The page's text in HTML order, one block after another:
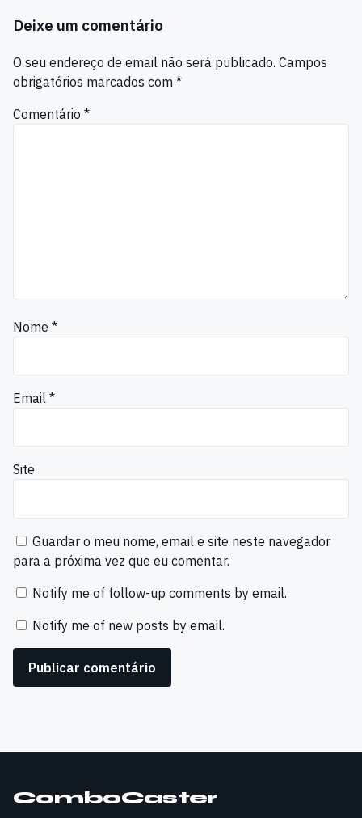
Deixe um comentário
O seu endereço de email não será publicado. Campos
obrigatórios marcados com *
Comentário *
Nome *
Email *
Site
Guardar o meu nome, email e site neste navegador
para a próxima vez que eu comentar.
Notify me of follow-up comments by email.
Notify me of new posts by email.
ComboCaster